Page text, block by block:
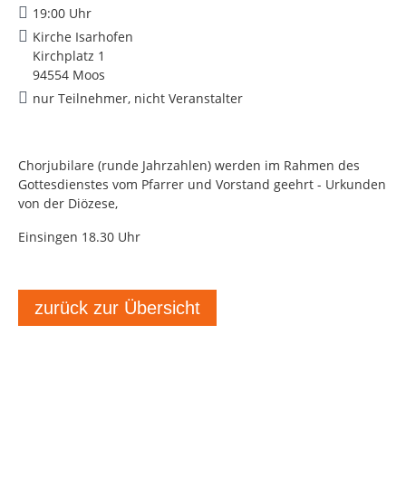
19:00 Uhr
Kirche Isarhofen
Kirchplatz 1
94554 Moos
nur Teilnehmer, nicht Veranstalter
Chorjubilare (runde Jahrzahlen) werden im Rahmen des
Gottesdienstes vom Pfarrer und Vorstand geehrt - Urkunden
von der Diözese,
Einsingen 18.30 Uhr
zurück zur Übersicht